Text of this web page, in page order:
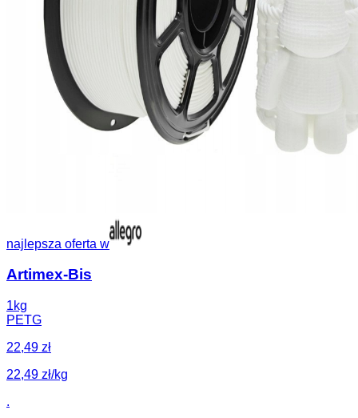
najlepsza oferta w
Artimex-Bis
1kg
PETG
22,49 zł
22,49 zł/kg
.